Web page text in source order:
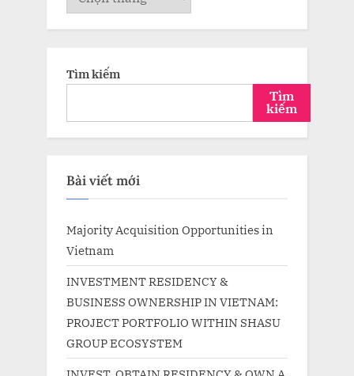
trữ
Tìm kiếm
Tìm
kiếm
Bài viết mới
Majority Acquisition Opportunities in
Vietnam
INVESTMENT RESIDENCY &
BUSINESS OWNERSHIP IN VIETNAM:
PROJECT PORTFOLIO WITHIN SHASU
GROUP ECOSYSTEM